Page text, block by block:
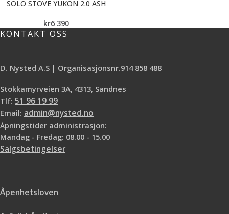
SOLO STOVE YUKON 2.0 ASH
kr6 390
KONTAKT OSS
D. Nysted A.S | Organisasjonsnr.914 858 488
Stokkamyrveien 3A, 4313, Sandnes
Tlf: 51 96 19 99
Email: admin@nysted.no
Åpningstider administrasjon:
Mandag - Fredag: 08.00 - 15.00
Salgsbetingelser
Åpenhetsloven